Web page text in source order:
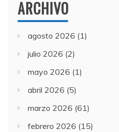
ARCHIVO
agosto 2026 (1)
julio 2026 (2)
mayo 2026 (1)
abril 2026 (5)
marzo 2026 (61)
febrero 2026 (15)